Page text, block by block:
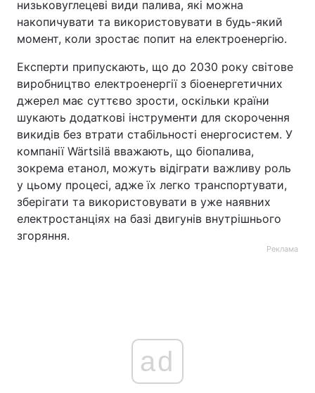
низьковуглецеві види палива, які можна
накопичувати та використовувати в будь-який
момент, коли зростає попит на електроенергію.
Експерти припускають, що до 2030 року світове
виробництво електроенергії з біоенергетичних
джерел має суттєво зрости, оскільки країни
шукають додаткові інструменти для скорочення
викидів без втрати стабільності енергосистем. У
компанії Wärtsilä вважають, що біопалива,
зокрема етанол, можуть відіграти важливу роль
у цьому процесі, адже їх легко транспортувати,
зберігати та використовувати в уже наявних
електростанціях на базі двигунів внутрішнього
згоряння.
Реклама
ad